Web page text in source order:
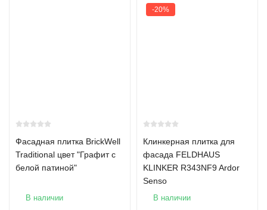
Фасадная плитка BrickWell
Traditional цвет "Графит с
белой патиной"
В наличии
-20%
Клинкерная плитка для
фасада FELDHAUS
KLINKER R343NF9 Ardor
Senso
В наличии